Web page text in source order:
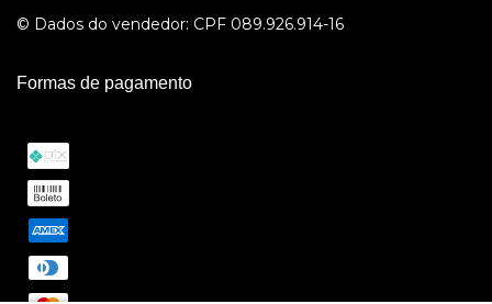
© Dados do vendedor: CPF 089.926.914-16
Formas de pagamento